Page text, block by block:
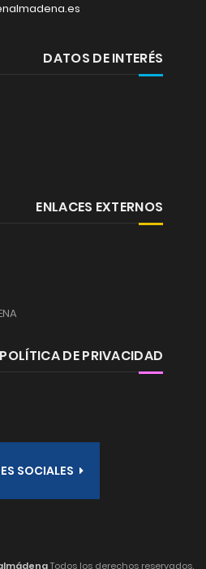
DATOS DE INTERÉS
ENLACES EXTERNOS
POLÍTICA DE PRIVACIDAD
SOCIALES
Todos los derechos reservados.